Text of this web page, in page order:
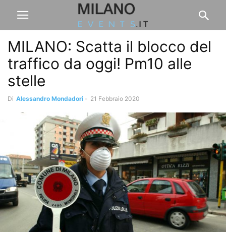
MILANO: Scatta il blocco del
traffico da oggi! Pm10 alle
stelle
Di Alessandro Mondadori - 21 Febbraio 2020